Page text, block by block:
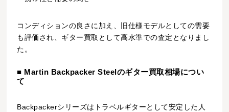
コンディションの良さに加え、旧仕様モデルとしての需要
も評価され、ギター買取として高水準での査定となりまし
た。
■ Martin Backpacker Steelのギター買取相場につい
て
Backpackerシリーズはトラベルギターとして安定した人